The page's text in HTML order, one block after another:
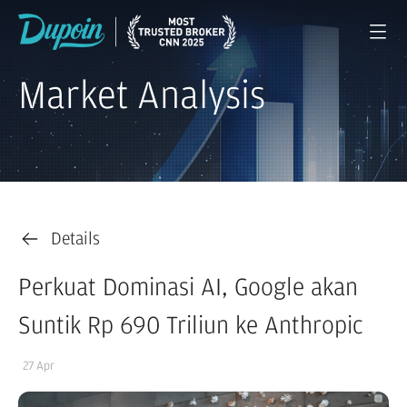
Market Analysis
Details
Perkuat Dominasi AI, Google akan
Suntik Rp 690 Triliun ke Anthropic
27 Apr